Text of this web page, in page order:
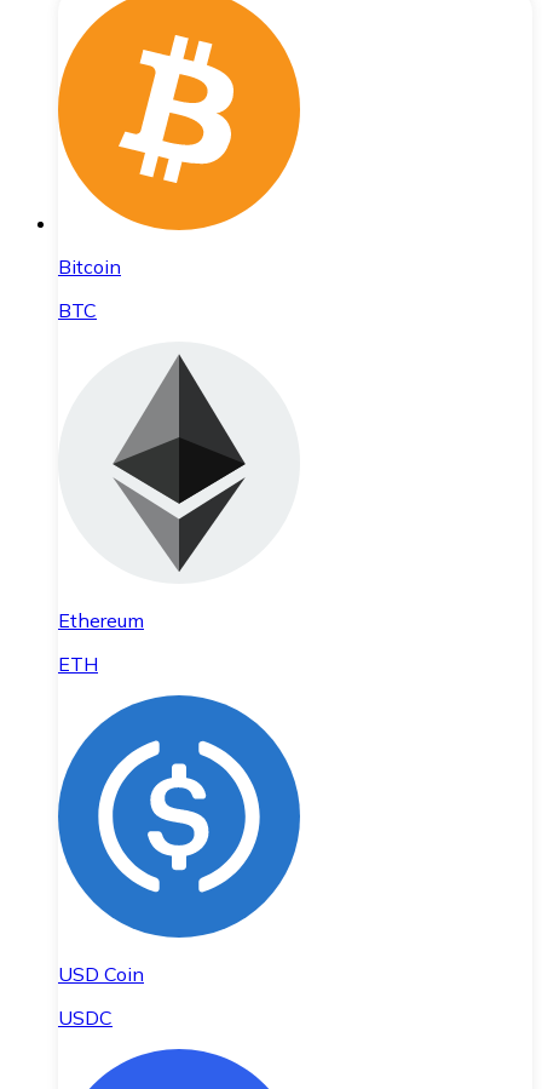
Bitcoin
BTC
Ethereum
ETH
USD Coin
USDC